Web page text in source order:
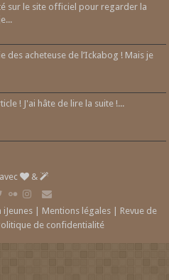
sur le site officiel pour regarder la
des acheteuse de l’Ickabog ! Mais je
! J'ai hâte de lire la suite !...
&
| Mentions légales
Revue de
de confidentialité